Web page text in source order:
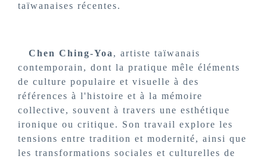
taïwanaises récentes.
Chen Ching-Yoa , artiste taïwanais
contemporain, dont la pratique mêle éléments
de culture populaire et visuelle à des
références à l'histoire et à la mémoire
collective, souvent à travers une esthétique
ironique ou critique. Son travail explore les
tensions entre tradition et modernité, ainsi que
les transformations sociales et culturelles de